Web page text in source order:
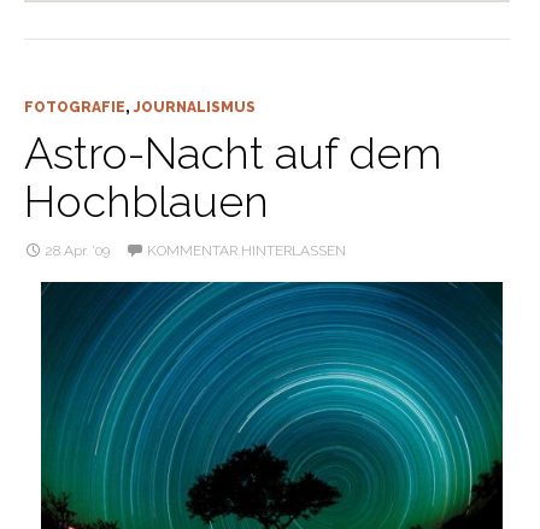
FOTOGRAFIE, JOURNALISMUS
Astro-Nacht auf dem
Hochblauen
28 Apr. ’09 KOMMENTAR HINTERLASSEN